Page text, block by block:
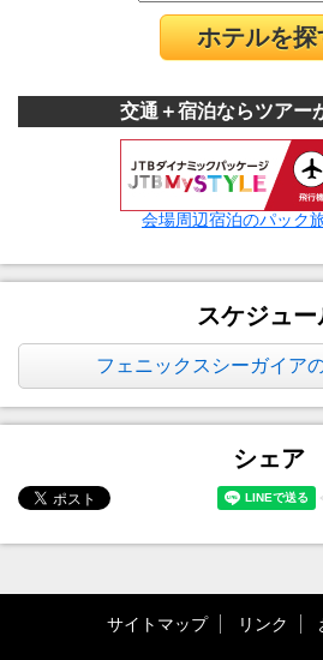
ホテルを探
交通＋宿泊ならツアー
会場周辺宿泊のパック
スケジュー
フェニックスシーガイア
シェア
サイトマップ リンク